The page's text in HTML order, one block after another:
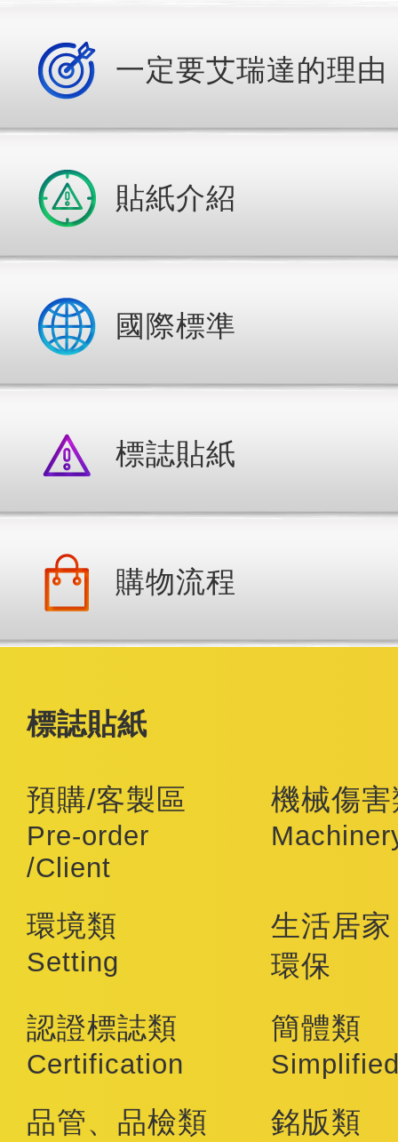
一定要艾瑞達的理由
貼紙介紹
國際標準
標誌貼紙
購物流程
標誌貼紙
預購/客製區
Pre-order
/Client
機械傷
環境類
Setting
生活居
環保
認證標誌類
Certification
簡體類
品管、品檢類 銘版類